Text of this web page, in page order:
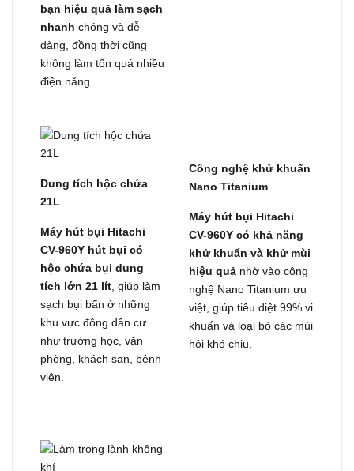
bạn hiệu quả làm sạch
nhanh chóng và dễ
dàng, đồng thời cũng
không làm tốn quá nhiều
điện năng.
Dung tích hộc chứa
21L
Máy hút bụi Hitachi
CV-960Y hút bụi có
hộc chứa bụi dung
tích lớn 21 lít , giúp làm
sạch bụi bẩn ở những
khu vực đông dân cư
như trường học, văn
phòng, khách sạn, bệnh
viện.
Công nghệ khử khuẩn
Nano Titanium
Máy hút bụi Hitachi
CV-960Y có khả năng
khử khuẩn và khử mùi
hiệu quả nhờ vào công
nghệ Nano Titanium ưu
việt, giúp tiêu diệt 99% vi
khuẩn và loại bỏ các mùi
hôi khó chịu.